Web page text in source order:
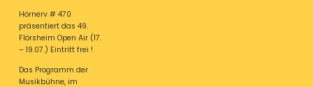
Hörnerv # 470
präsentiert das 49.
Flörsheim Open Air (17.
– 19.07.) Eintritt frei !
Das Programm der
Musikbühne, im